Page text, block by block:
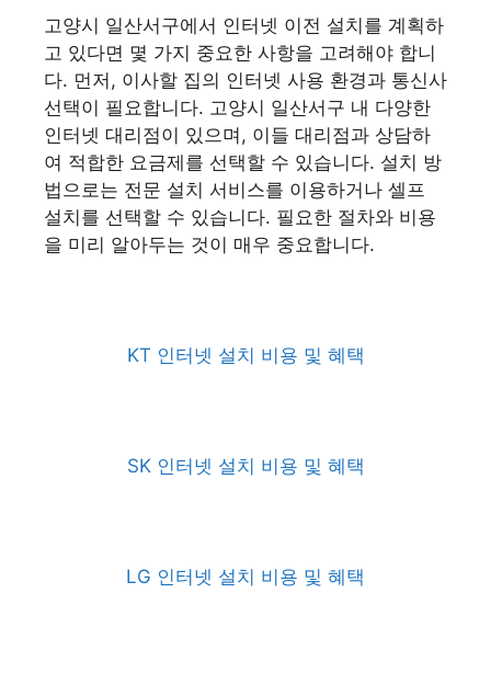
고양시 일산서구에서 인터넷 이전 설치를 계획하
고 있다면 몇 가지 중요한 사항을 고려해야 합니
다. 먼저, 이사할 집의 인터넷 사용 환경과 통신사
선택이 필요합니다. 고양시 일산서구 내 다양한
인터넷 대리점이 있으며, 이들 대리점과 상담하
여 적합한 요금제를 선택할 수 있습니다. 설치 방
법으로는 전문 설치 서비스를 이용하거나 셀프
설치를 선택할 수 있습니다. 필요한 절차와 비용
을 미리 알아두는 것이 매우 중요합니다.
KT 인터넷 설치 비용 및 혜택
SK 인터넷 설치 비용 및 혜택
LG 인터넷 설치 비용 및 혜택